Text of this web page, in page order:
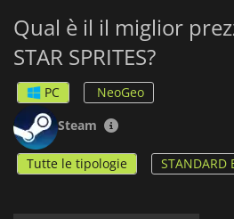
Qual è il il miglior
STAR SPRITES?
PC
NeoGeo
Steam
Tutte le tipologie STANDARD